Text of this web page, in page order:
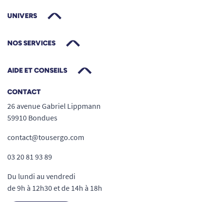
UNIVERS
NOS SERVICES
AIDE ET CONSEILS
CONTACT
26 avenue Gabriel Lippmann
59910 Bondues
contact@tousergo.com
03 20 81 93 89
Du lundi au vendredi
de 9h à 12h30 et de 14h à 18h